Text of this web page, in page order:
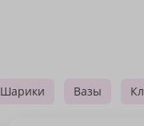
Шарики Вазы